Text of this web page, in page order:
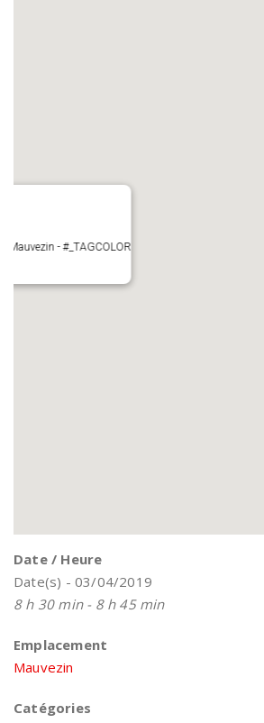
Mauvezin - #_TAGCOLOR
Date / Heure
Date(s) - 03/04/2019
8 h 30 min - 8 h 45 min
Emplacement
Mauvezin
Catégories